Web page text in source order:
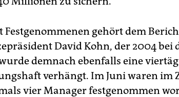
Festgenommenen gehört dem
David Kohn, der 2004 bei
demnach ebenfalls eine
verhängt. Im Juni waren im
vier Manager festgenommen